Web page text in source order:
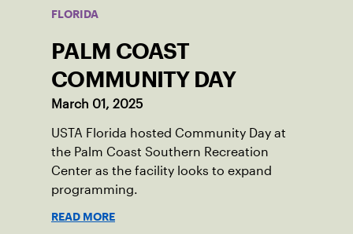
FLORIDA
PALM COAST
COMMUNITY DAY
March 01, 2025
USTA Florida hosted Community Day at
the Palm Coast Southern Recreation
Center as the facility looks to expand
programming.
READ MORE